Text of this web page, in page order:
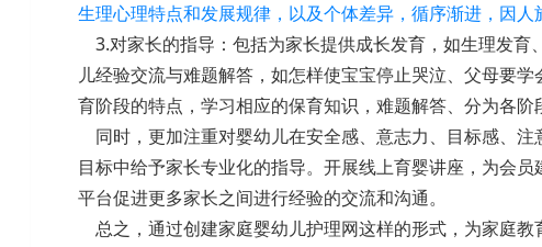
生理心理特点和发展规律，以及个体差异，循序渐进，因人
3.对家长的指导：包括为家长提供成长发育，如生理发育
儿经验交流与难题解答，如怎样使宝宝停止哭泣、父母要
育阶段的特点，学习相应的保育知识，难题解答、分为各阶
同时，更加注重对婴幼儿在安全感、意志力、目标感、
目标中给予家长专业化的指导。开展线上育婴讲座，为会
平台促进更多家长之间进行经验的交流和沟通。
总之，通过创建家庭婴幼儿护理网这样的形式，为家庭